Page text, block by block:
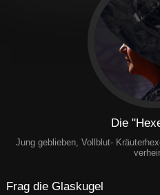
Die
Jung geblieben, Vollblut-
Frag die Glaskugel